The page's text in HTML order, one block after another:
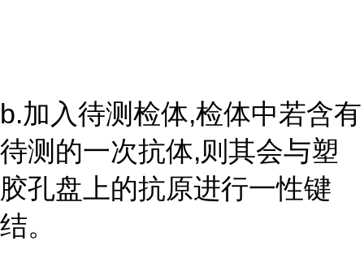
b.加入待测检体,检体中若含有
待测的一次抗体,则其会与塑
胶孔盘上的抗原进行一性键
结。